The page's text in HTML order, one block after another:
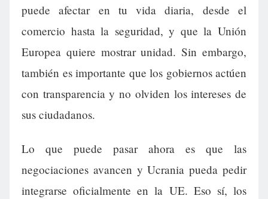
puede afectar en tu vida diaria, desde el
comercio hasta la seguridad, y que la Unión
Europea quiere mostrar unidad. Sin embargo,
también es importante que los gobiernos actúen
con transparencia y no olviden los intereses de
sus ciudadanos.
Lo que puede pasar ahora es que las
negociaciones avancen y Ucrania pueda pedir
integrarse oficialmente en la UE. Eso sí, los